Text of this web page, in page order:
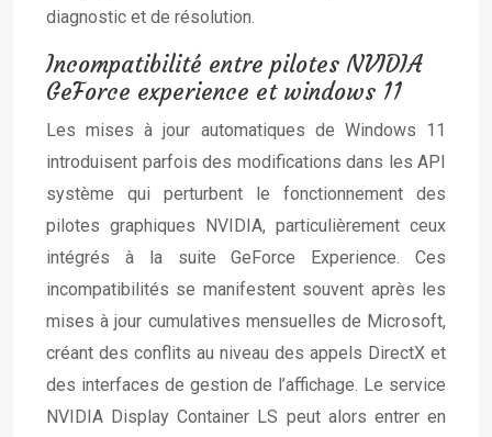
diagnostic et de résolution.
Incompatibilité entre pilotes NVIDIA
GeForce experience et windows 11
Les mises à jour automatiques de Windows 11
introduisent parfois des modifications dans les API
système qui perturbent le fonctionnement des
pilotes graphiques NVIDIA, particulièrement ceux
intégrés à la suite GeForce Experience. Ces
incompatibilités se manifestent souvent après les
mises à jour cumulatives mensuelles de Microsoft,
créant des conflits au niveau des appels DirectX et
des interfaces de gestion de l’affichage. Le service
NVIDIA Display Container LS peut alors entrer en